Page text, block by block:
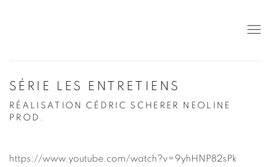
SÉRIE LES ENTRETIENS
RÉALISATION CÉDRIC SCHERER NEOLINE
PROD.
https://www.youtube.com/watch?v=9yhHNP82sPk